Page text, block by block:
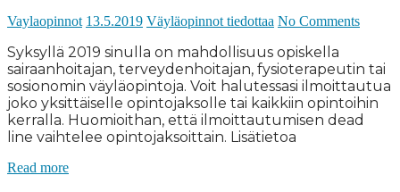
Vaylaopinnot 13.5.2019 Väyläopinnot tiedottaa No Comments
Syksyllä 2019 sinulla on mahdollisuus opiskella
sairaanhoitajan, terveydenhoitajan, fysioterapeutin tai
sosionomin väyläopintoja. Voit halutessasi ilmoittautua
joko yksittäiselle opintojaksolle tai kaikkiin opintoihin
kerralla. Huomioithan, että ilmoittautumisen dead
line vaihtelee opintojaksoittain. Lisätietoa
Read more